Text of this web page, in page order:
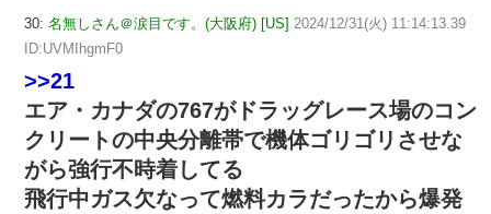
30: 名無しさん＠涙目です。(大阪府) [US] 2024/12/31(火) 11:14:13.39
ID:UVMIhgmF0
>>21
エア・カナダの767がドラッグレース場のコン
クリートの中央分離帯で機体ゴリゴリさせな
がら強行不時着してる
飛行中ガス欠なって燃料カラだったから爆発